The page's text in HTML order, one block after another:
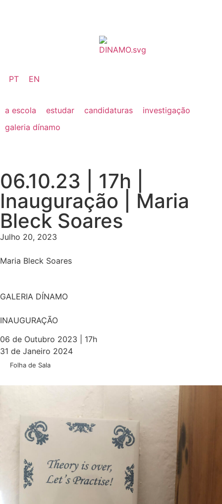
PT EN
a escola estudar candidaturas
investigação
galeria dínamo
06.10.23 | 17h |
Inauguração | Maria
Bleck Soares
Julho 20, 2023
Maria Bleck Soares
GALERIA DÍNAMO
INAUGURAÇÃO
06 de Outubro 2023 | 17h
31 de Janeiro 2024
Folha de Sala